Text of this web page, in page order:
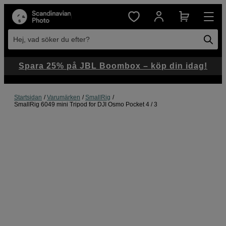
Hej, vad söker du efter?
Startsidan Varumärken
SmallRig
SmallRig 6049 mini Tripod for DJI Osmo Pocket 4 / 3
Spara 25% på JBL Boombox – köp din idag!